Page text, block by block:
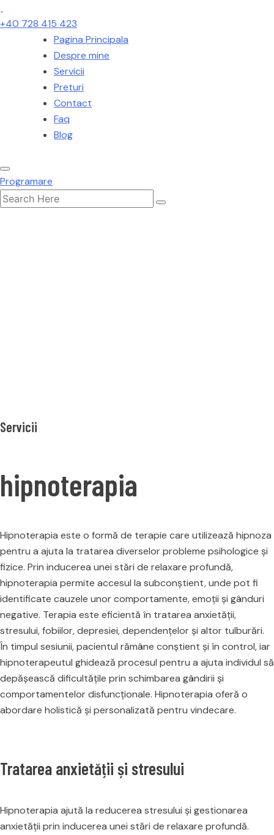
+40 728 415 423
Pagina Principala
Despre mine
Servicii
Preturi
Contact
Faq
Blog
Programare
Search
Servicii
hipnoterapia
Hipnoterapia este o formă de terapie care utilizează hipnoza
pentru a ajuta la tratarea diverselor probleme psihologice și
fizice. Prin inducerea unei stări de relaxare profundă,
hipnoterapia permite accesul la subconștient, unde pot fi
identificate cauzele unor comportamente, emoții și gânduri
negative. Terapia este eficientă în tratarea anxietății,
stresului, fobiilor, depresiei, dependențelor și altor tulburări.
În timpul sesiunii, pacientul rămâne conștient și în control, iar
hipnoterapeutul ghidează procesul pentru a ajuta individul să
depășească dificultățile prin schimbarea gândirii și
comportamentelor disfuncționale. Hipnoterapia oferă o
abordare holistică și personalizată pentru vindecare.
Tratarea anxietății și stresului
Hipnoterapia ajută la reducerea stresului și gestionarea
anxietății prin inducerea unei stări de relaxare profundă.